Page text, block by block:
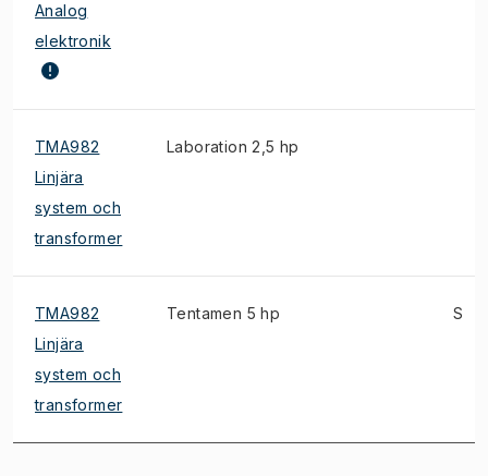
Analog
elektronik
TMA982
Linjära
system och
transformer
Laboration 2,5 hp
TMA982
Linjära
system och
transformer
Tentamen 5 hp S